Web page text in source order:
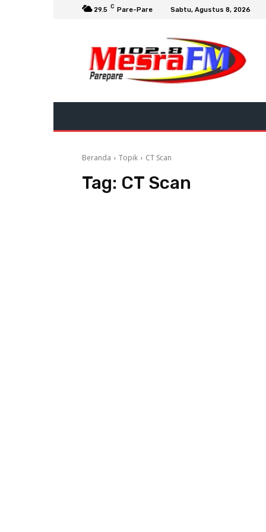
29.5 C Pare-Pare Sabtu, Agustus 8, 2026
Beranda Topik CT Scan
Tag: CT Scan